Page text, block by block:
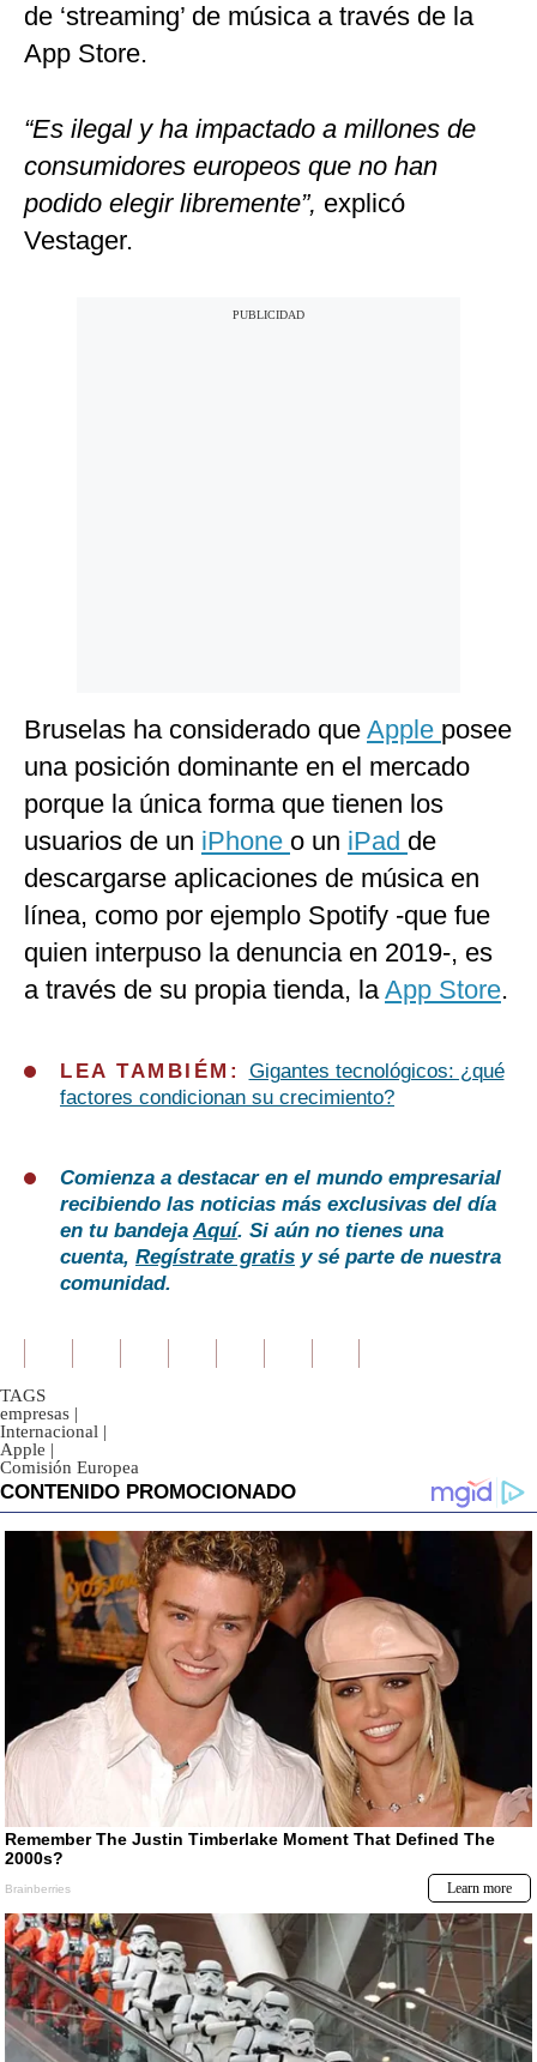
de ‘streaming’ de música a través de la
App Store.
“Es ilegal y ha impactado a millones de
consumidores europeos que no han
podido elegir libremente”, explicó
Vestager.
Bruselas ha considerado que Apple posee
una posición dominante en el mercado
porque la única forma que tienen los
usuarios de un iPhone o un iPad de
descargarse aplicaciones de música en
línea, como por ejemplo Spotify -que fue
quien interpuso la denuncia en 2019-, es
a través de su propia tienda, laApp Store.
LEA TAMBIÉM: Gigantes tecnológicos: ¿qué
factores condicionan su crecimiento?
Comienza a destacar en el mundo empresarial
recibiendo las noticias más exclusivas del día
en tu bandejaAquí. Si aún no tienes una
cuenta, Regístrate gratis y sé parte de nuestra
comunidad.
TAGS
empresas |
Internacional |
Apple |
Comisión Europea